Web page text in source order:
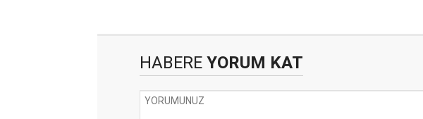
HABERE YORUM KAT